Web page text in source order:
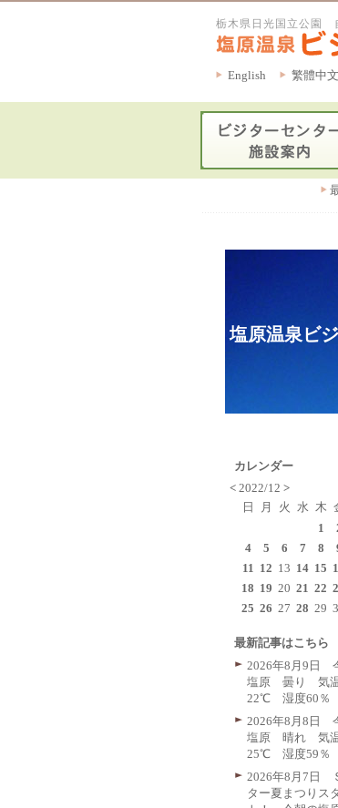
栃木県日光国立公園
English 繁體中文
塩原温泉ビ
カレンダー
< 2022/12 >
日
月 火 水 木
1
4
5 6 7 8
11 12 13 14 15
18 19 20 21 22
25 26 27 28 29
最新記事はこちら
2026年8月9日
塩原 曇り 気
22℃ 湿度60％
2026年8月8日
塩原 晴れ 気
25℃ 湿度59％
2026年8月7日
ター夏まつりス